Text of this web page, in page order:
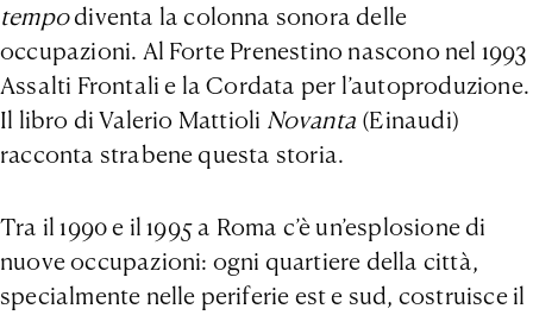
tempodiventa la colonna sonora delle
occupazioni. Al Forte Prenestino nascono nel 1993
Assalti Frontali e la Cordata per l’autoproduzione.
Il libro di Valerio Mattioli Novanta (Einaudi)
racconta strabene questa storia.
Tra il 1990 e il 1995 a Roma c’è un’esplosione di
nuove occupazioni: ogni quartiere della città,
specialmente nelle periferie est e sud, costruisce il